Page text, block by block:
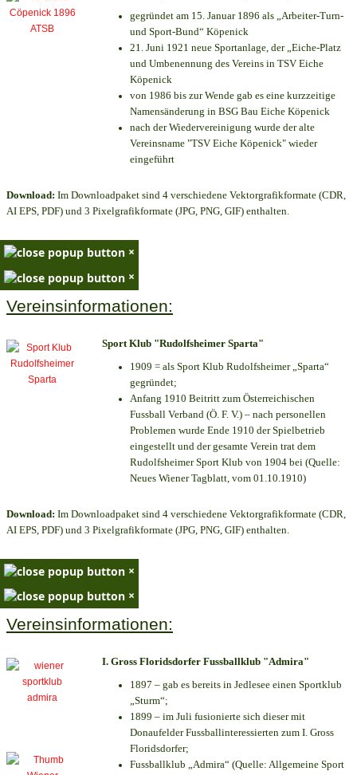
gegründet am 15. Januar 1896 als „Arbeiter-Turn-
und Sport-Bund“ Köpenick
21. Juni 1921 neue Sportanlage, der „Eiche-Platz
und Umbenennung des Vereins in TSV Eiche
Köpenick
von 1986 bis zur Wende gab es eine kurzzeitige
Namensänderung in BSG Bau Eiche Köpenick
nach der Wiedervereinigung wurde der alte
Vereinsname "TSV Eiche Köpenick" wieder
eingeführt
Download: Im Downloadpaket sind 4 verschiedene Vektorgrafikformate (CDR,
AI EPS, PDF) und 3 Pixelgrafikformate (JPG, PNG, GIF) enthalten.
×
×
Vereinsinformationen:
Sport Klub "Rudolfsheimer Sparta"
1909 = als Sport Klub Rudolfsheimer „Sparta“
gegründet;
Anfang 1910 Beitritt zum Österreichischen
Fussball Verband (Ö. F. V.) – nach personellen
Problemen wurde Ende 1910 der Spielbetrieb
eingestellt und der gesamte Verein trat dem
Rudolfsheimer Sport Klub von 1904 bei (Quelle:
Neues Wiener Tagblatt, vom 01.10.1910)
Download: Im Downloadpaket sind 4 verschiedene Vektorgrafikformate (CDR,
AI EPS, PDF) und 3 Pixelgrafikformate (JPG, PNG, GIF) enthalten.
×
×
Vereinsinformationen:
I. Gross Floridsdorfer Fussballklub "Admira"
1897 – gab es bereits in Jedlesee einen Sportklub
„Sturm“;
1899 – im Juli fusionierte sich dieser mit
Donaufelder Fussballinteressierten zum I. Gross
Floridsdorfer;
Fussballklub „Admira“ (Quelle: Allgemeine Sport